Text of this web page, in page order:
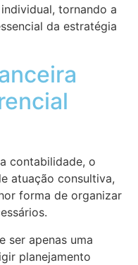
tornando a
da estratégia
contabilidade, o
atuação consultiva,
forma de organizar
ser apenas uma
planejamento